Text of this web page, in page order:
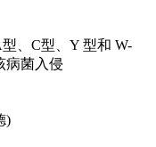
、C型、Y 型和 W-
病菌入侵
)